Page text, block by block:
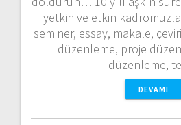
yetkin ve etkin
seminer, essay, makale,
düzenleme, proje
düzenleme,
DEVAMI